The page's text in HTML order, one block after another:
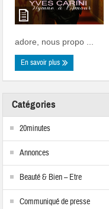
adore, nous propo ...
En savoir plus
Catégories
20minutes
Annonces
Beauté & Bien – Etre
Communiqué de presse